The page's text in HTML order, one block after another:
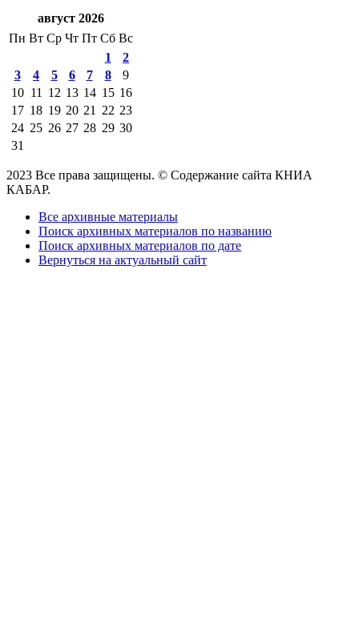
август 2026
Пн Вт Ср Чт Пт Сб Вс
1
2
3
4 5 6 7 8
9
10 11 12 13 14 15 16
17 18 19 20 21 22 23
24 25 26 27 28 29 30
31
2023 Все права защищены. © Содержание сайта КНИА
КАБАР.
Все архивные материалы
Поиск архивных материалов по названию
Поиск архивных материалов по дате
Вернуться на актуальный сайт